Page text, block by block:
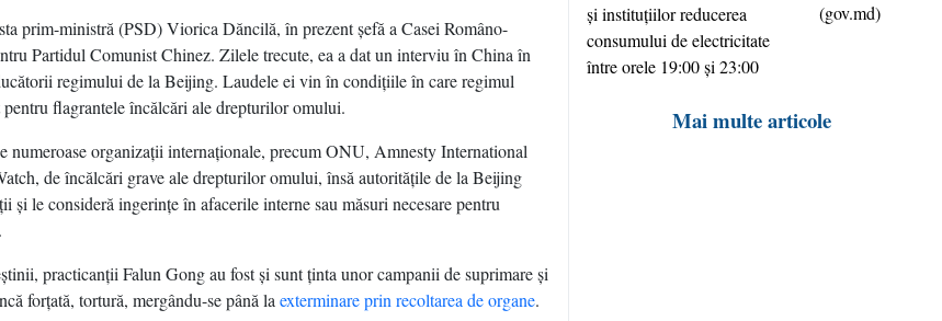
prim-ministră (PSD) Viorica Dăncilă, în prezent şefă a Casei Româno-
Partidul Comunist Chinez. Zilele trecute, ea a dat un interviu în China în
regimului de la Beijing. Laudele ei vin în condiţiile în care regimul
pentru flagrantele încălcări ale drepturilor omului.
numeroase organizaţii internaţionale, precum ONU, Amnesty International
de încălcări grave ale drepturilor omului, însă autorităţile de la Beijing
şi le consideră ingerinţe în afacerile interne sau măsuri necesare pentru
practicanţii Falun Gong au fost şi sunt ţinta unor campanii de suprimare şi
forţată, tortură, mergându-se până la exterminare prin recoltarea de organe.
şi instituţiilor reducerea
consumului de electricitate
între orele 19:00 şi 23:00
Mai multe articole